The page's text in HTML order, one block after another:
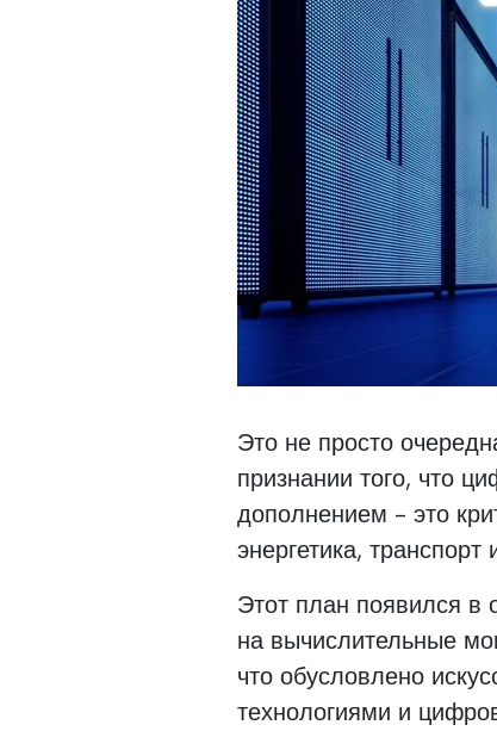
Это не просто
признании того, что
дополнением - это
энергетика,
Этот план появился в
на вычислительные
что обусловлено
технологиями и